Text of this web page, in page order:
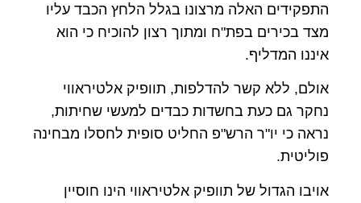
התפקידים האלה מרצונו בגלל הלחץ הכבד עליו
מצד בכירים בפת"ח ומתוך רצון להוכיח כי הוא
איננו המדליף.
אולם, ללא קשר להדלפות, תוופיק אלטיראווי
נחקר גם כעת בחשדות כבדים למעשי שחיתות,
נראה כי יו"ר הרש"פ החליט סופית לחסלו מבחינה
פוליטית.
אויבו הגדול של תוופיק אלטיראווי הינו חוסיין